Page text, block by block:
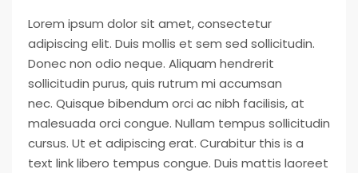
Lorem ipsum dolor sit amet, consectetur
adipiscing elit. Duis mollis et sem sed sollicitudin.
Donec non odio neque. Aliquam hendrerit
sollicitudin purus, quis rutrum mi accumsan
nec. Quisque bibendum orci ac nibh facilisis, at
malesuada orci congue. Nullam tempus sollicitudin
cursus. Ut et adipiscing erat. Curabitur this is a
text link libero tempus congue. Duis mattis laoreet